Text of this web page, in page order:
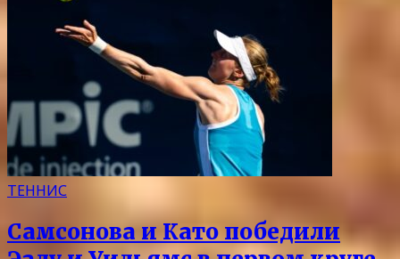
ТЕННИС
Самсонова и Като победили